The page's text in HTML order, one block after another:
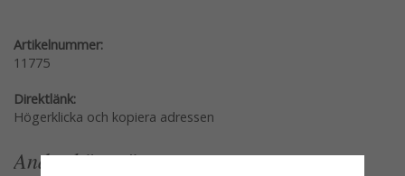
Artikelnummer:
11775
Direktlänk:
Högerklicka och kopiera adressen
Andra köpte även